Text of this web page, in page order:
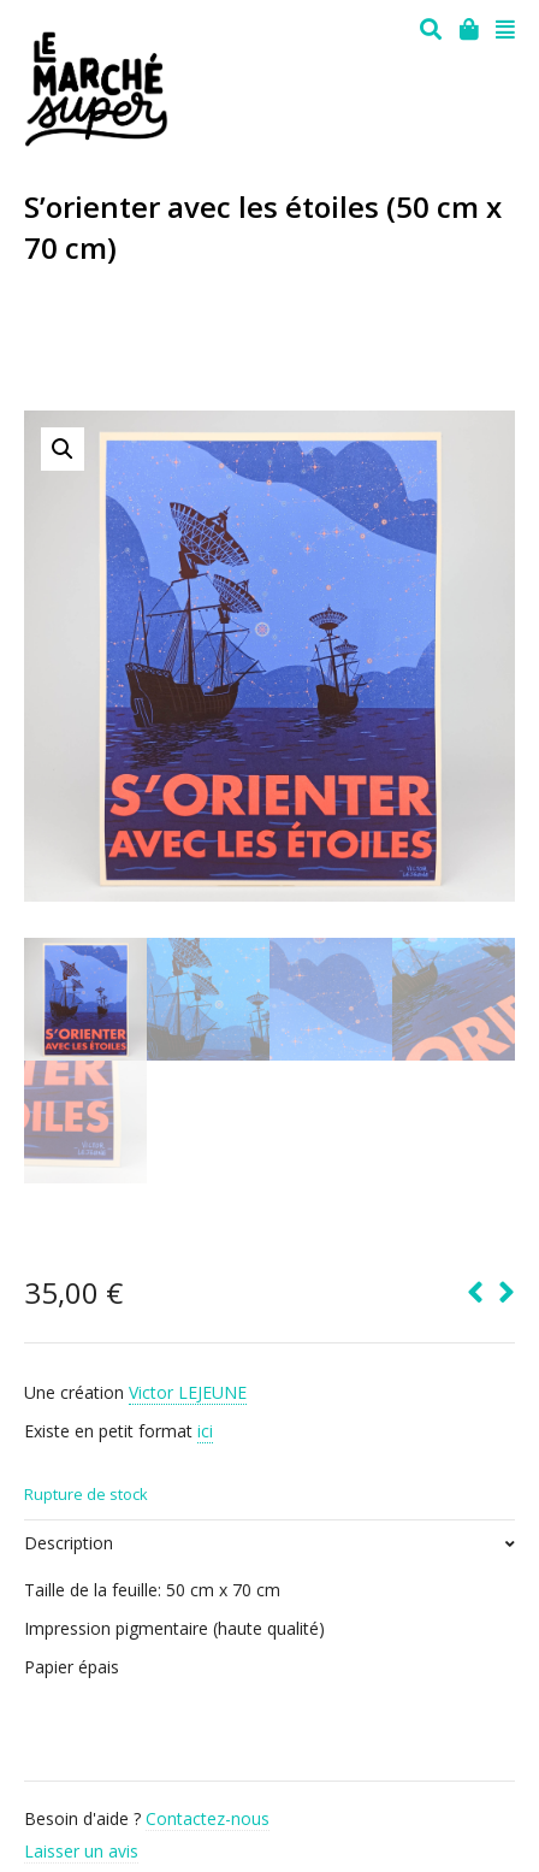
S’orienter avec les étoiles (50 cm x
70 cm)
35,00 €
Une création Victor LEJEUNE
Existe en petit format ici
Rupture de stock
Description
Taille de la feuille: 50 cm x 70 cm
Impression pigmentaire (haute qualité)
Papier épais
Besoin d'aide ? Contactez-nous
Laisser un avis